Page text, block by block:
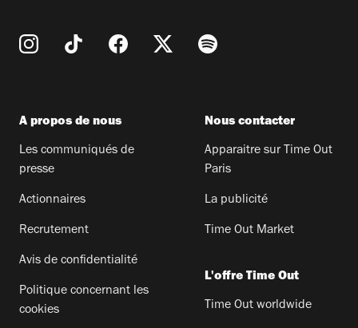
A propos de nous
Les communiqués de
presse
Actionnaires
Recrutement
Avis de confidentialité
Politique concernant les
cookies
Nous contacter
Apparaitre sur Time Out
Paris
La publicité
Time Out Market
L'offre Time Out
Time Out worldwide